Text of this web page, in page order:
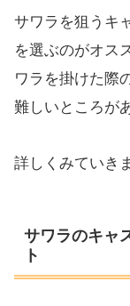
サワラを狙うキ
を選ぶのがオス
ワラを掛けた際
難しいところが
詳しくみていき
サワラのキャ
ト